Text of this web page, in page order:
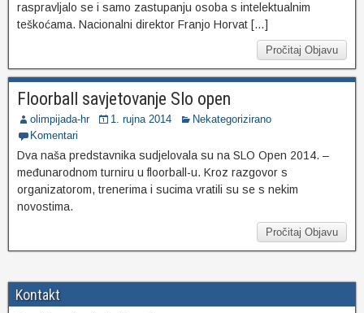
raspravljalo se i samo zastupanju osoba s intelektualnim
teškoćama. Nacionalni direktor Franjo Horvat […]
Pročitaj Objavu
Floorball savjetovanje Slo open
olimpijada-hr 1. rujna 2014
Nekategorizirano
Komentari
Dva naša predstavnika sudjelovala su na SLO Open 2014. –
međunarodnom turniru u floorball-u. Kroz razgovor s
organizatorom, trenerima i sucima vratili su se s nekim
novostima.
Pročitaj Objavu
Kontakt